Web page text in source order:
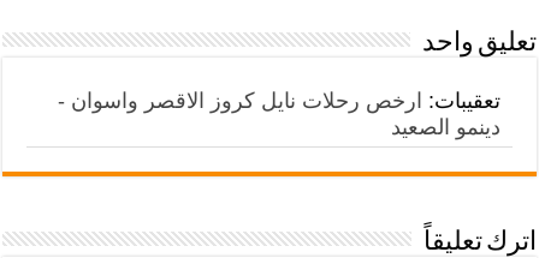
تعليق واحد
تعقيبات: ارخص رحلات نايل كروز الاقصر واسوان -
دينمو الصعيد
اترك تعليقاً